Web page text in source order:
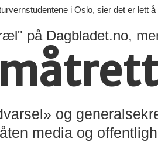
i Oslo, sier det er lett
på Dagbladet.no,
og
media og